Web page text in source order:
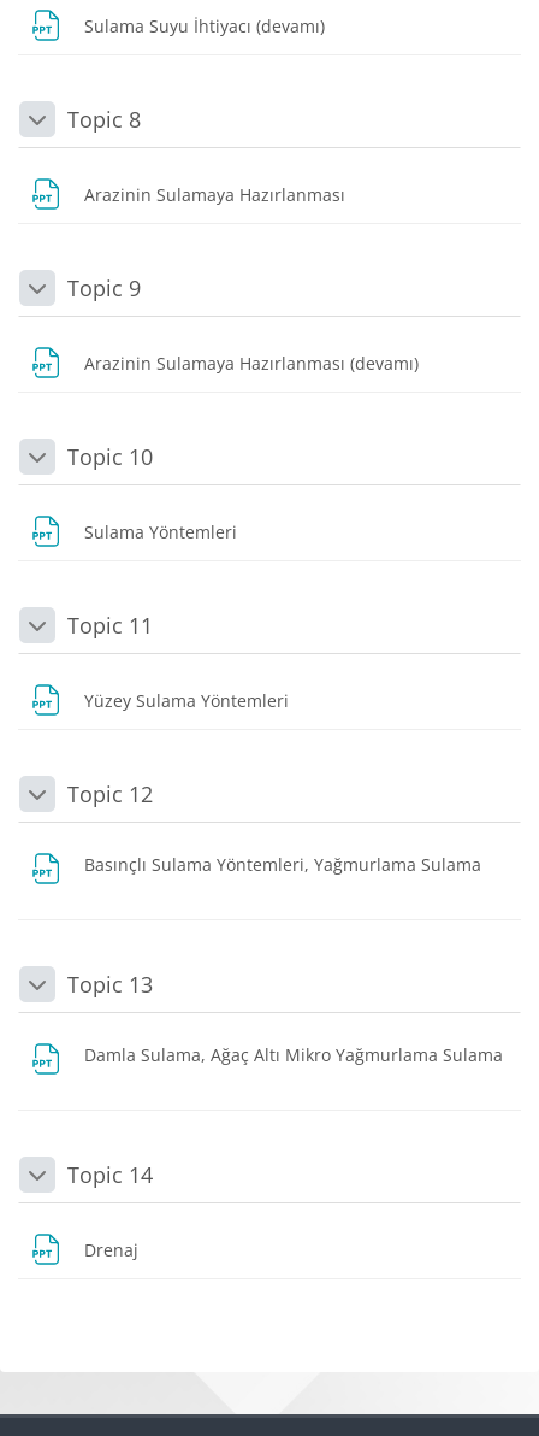
Sulama Suyu İhtiyacı (devamı)
DaraltTopic 8
Arazinin Sulamaya Hazırlanması
DaraltTopic 9
Arazinin Sulamaya Hazırlanması (devamı)
DaraltTopic 10
Sulama Yöntemleri
DaraltTopic 11
Yüzey Sulama Yöntemleri
DaraltTopic 12
Basınçlı Sulama Yöntemleri, Yağmurlama Sulama
DaraltTopic 13
Damla Sulama, Ağaç Altı Mikro Yağmurlama Sulama
DaraltTopic 14
Drenaj